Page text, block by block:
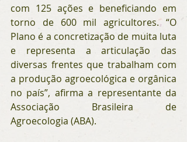
com 125 ações e beneficiando em
torno de 600 mil agricultores. “O
Plano é a concretização de muita luta
e representa a articulação das
diversas frentes que trabalham com
a produção agroecológica e orgânica
no país”, afirma a representante da
Associação Brasileira de
Agroecologia (ABA).